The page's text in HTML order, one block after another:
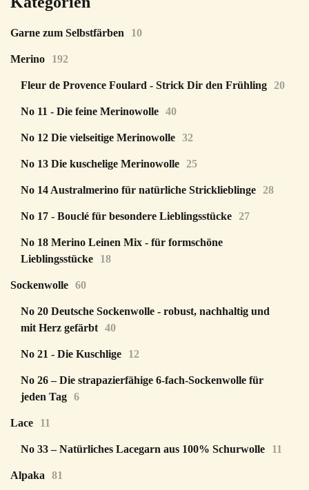
Garne zum Selbstfärben 10
Merino 192
Fleur de Provence Foulard - Strick Dir den Frühling 20
No 11 - Die feine Merinowolle 40
No 12 Die vielseitige Merinowolle 32
No 13 Die kuschelige Merinowolle 25
No 14 Australmerino für natürliche Stricklieblinge 28
No 17 - Bouclé für besondere Lieblingsstücke 27
No 18 Merino Leinen Mix - für formschöne
Lieblingsstücke
18
Sockenwolle 60
No 20 Deutsche Sockenwolle - robust, nachhaltig und
mit Herz gefärbt 40
No 21 - Die Kuschlige 12
No 26 – Die strapazierfähige 6-fach-Sockenwolle für
jeden Tag 6
Lace 11
No 33 – Natürliches Lacegarn aus 100% Schurwolle 11
Alpaka 81